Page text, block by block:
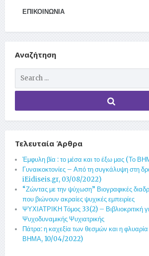
ΕΠΙΚΟΙΝΩΝΊΑ
Αναζήτηση
Τελευταία Άρθρα
Έμφυλη βία : το μέσα και το έξω μας (Το
Γυναικοκτονίες – Από τη συγκάλυψη στη
iEidiseis.gr, 03/08/2022)
“Ζώντας με την ψύχωση” Βιογραφικές
που βιώνουν ακραίες ψυχικές εμπειρίες
ΨΥΧΙΑΤΡΙΚΗ Τόμος 33(2) – Βιβλιοκριτική
Ψυχοδυναμικής Ψυχιατρικής
Πάτρα: η καχεξία των θεσμών και η
ΒΗΜΑ, 10/04/2022)